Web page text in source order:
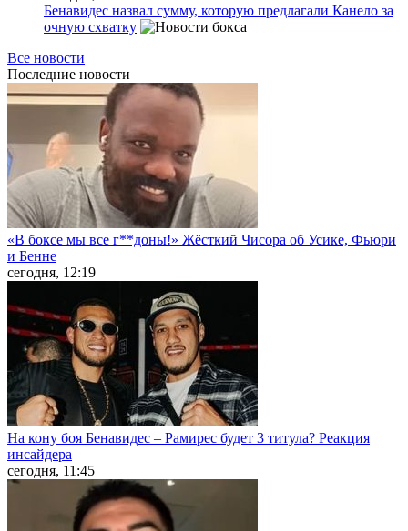
Бенавидес назвал сумму, которую предлагали Канело за
очную схватку
Все новости
Последние новости
«В боксе мы все г**доны!» Жёсткий Чисора об Усике, Фьюри
и Бенне
сегодня, 12:19
На кону боя Бенавидес – Рамирес будет 3 титула? Реакция
инсайдера
сегодня, 11:45